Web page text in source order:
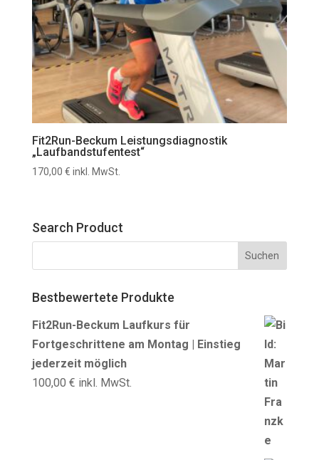
Fit2Run-Beckum Leistungsdiagnostik
„Laufbandstufentest“
170,00 € inkl. MwSt.
Search Product
Bestbewertete Produkte
Fit2Run-Beckum Laufkurs für
Fortgeschrittene am Montag | Einstieg
jederzeit möglich
100,00 € inkl. MwSt.